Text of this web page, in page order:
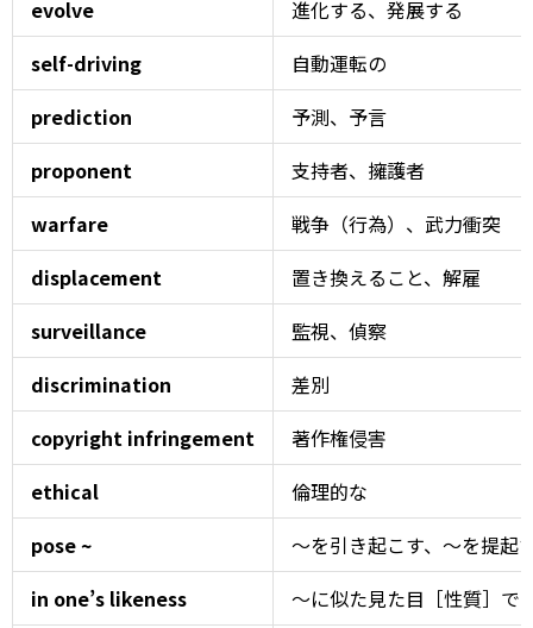
evolve
進化する、発展する
self-driving
自動運転の
prediction
予測、予言
proponent
支持者、擁護者
warfare
戦争（行為）、武力衝突
displacement
置き換えること、解雇
surveillance
監視、偵察
discrimination
差別
copyright infringement
著作権侵害
ethical
倫理的な
pose ~
～を引き起こす、～を提起
in one’s likeness
～に似た見た目［性質］で